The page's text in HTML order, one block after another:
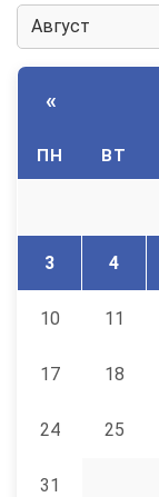
«
ПН ВТ
3 4
10 11
17 18
24 25
31